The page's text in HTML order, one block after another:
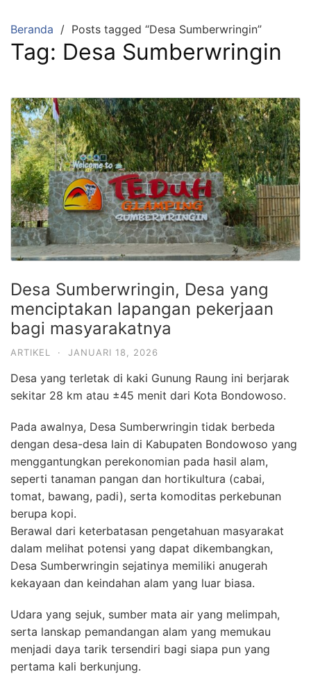
Beranda Posts tagged “Desa Sumberwringin”
Tag: Desa Sumberwringin
Desa Sumberwringin, Desa yang
menciptakan lapangan pekerjaan
bagi masyarakatnya
ARTIKEL · JANUARI 18, 2026
Desa yang terletak di kaki Gunung Raung ini berjarak
sekitar 28 km atau ±45 menit dari Kota Bondowoso.
Pada awalnya, Desa Sumberwringin tidak berbeda
dengan desa-desa lain di Kabupaten Bondowoso yang
menggantungkan perekonomian pada hasil alam,
seperti tanaman pangan dan hortikultura (cabai,
tomat, bawang, padi), serta komoditas perkebunan
berupa kopi.
Berawal dari keterbatasan pengetahuan masyarakat
dalam melihat potensi yang dapat dikembangkan,
Desa Sumberwringin sejatinya memiliki anugerah
kekayaan dan keindahan alam yang luar biasa.
Udara yang sejuk, sumber mata air yang melimpah,
serta lanskap pemandangan alam yang memukau
menjadi daya tarik tersendiri bagi siapa pun yang
pertama kali berkunjung.